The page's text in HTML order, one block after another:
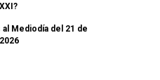
al Mediodía del 21 de